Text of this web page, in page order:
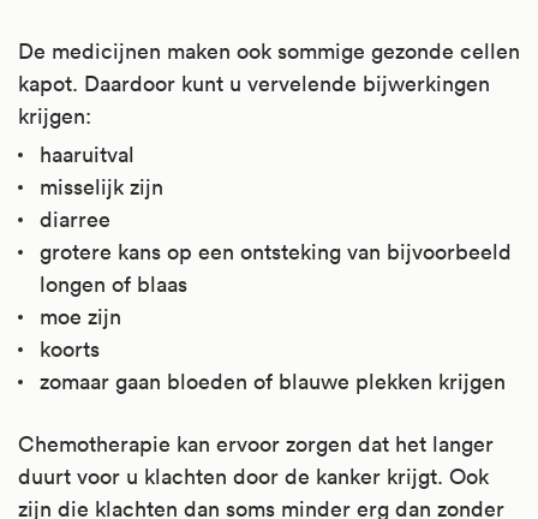
De medicijnen maken ook sommige gezonde cellen
kapot. Daardoor kunt u vervelende bijwerkingen
krijgen:
haaruitval
misselijk zijn
diarree
grotere kans op een ontsteking van bijvoorbeeld
longen of blaas
moe zijn
koorts
zomaar gaan bloeden of blauwe plekken krijgen
Chemotherapie kan ervoor zorgen dat het langer
duurt voor u klachten door de kanker krijgt. Ook
zijn die klachten dan soms minder erg dan zonder